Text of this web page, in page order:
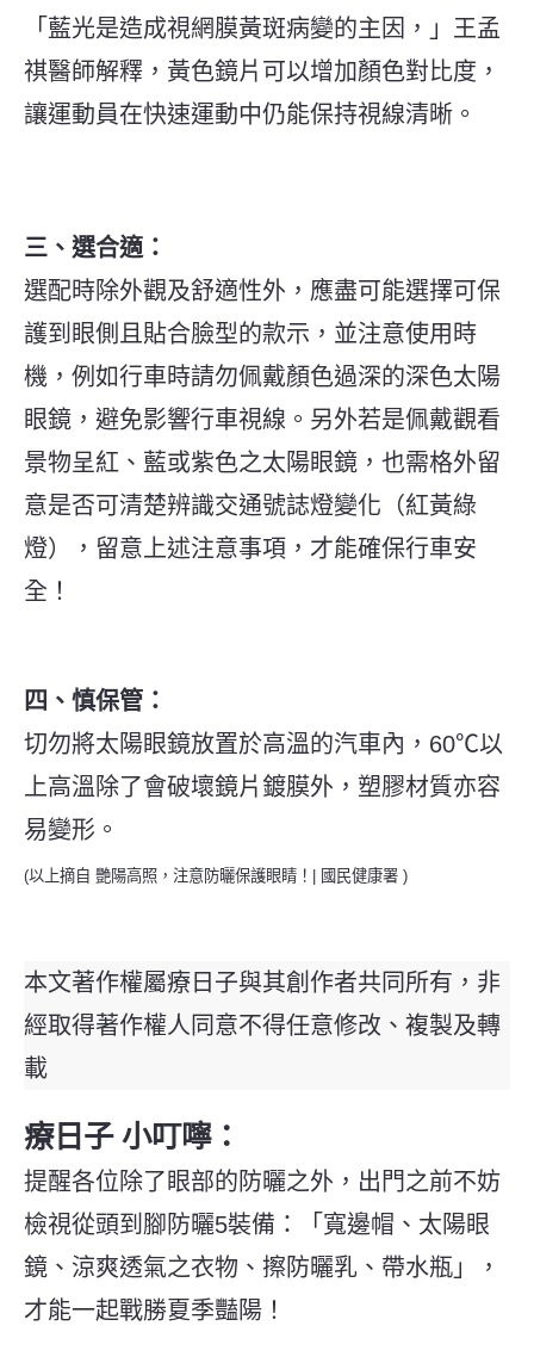
「藍光是造成視網膜黃斑病變的主因，」王孟
祺醫師解釋，黃色鏡片可以增加顏色對比度，
讓運動員在快速運動中仍能保持視線清晰。
三、選合適：
選配時除外觀及舒適性外，應盡可能選擇可保
護到眼側且貼合臉型的款示，並注意使用時
機，例如行車時請勿佩戴顏色過深的深色太陽
眼鏡，避免影響行車視線。另外若是佩戴觀看
景物呈紅、藍或紫色之太陽眼鏡，也需格外留
意是否可清楚辨識交通號誌燈變化（紅黃綠
燈），留意上述注意事項，才能確保行車安
全！
四、慎保管：
切勿將太陽眼鏡放置於高溫的汽車內，60℃以
上高溫除了會破壞鏡片鍍膜外，塑膠材質亦容
易變形。
(以上摘自 艷陽高照，注意防曬保護眼睛！| 國民健康署 )
本文著作權屬療日子與其創作者共同所有，非
經取得著作權人同意不得任意修改、複製及轉
載
療日子 小叮嚀：
提醒各位除了眼部的防曬之外，出門之前不妨
檢視從頭到腳防曬5裝備：「寬邊帽、太陽眼
鏡、涼爽透氣之衣物、擦防曬乳、帶水瓶」，
才能一起戰勝夏季豔陽！